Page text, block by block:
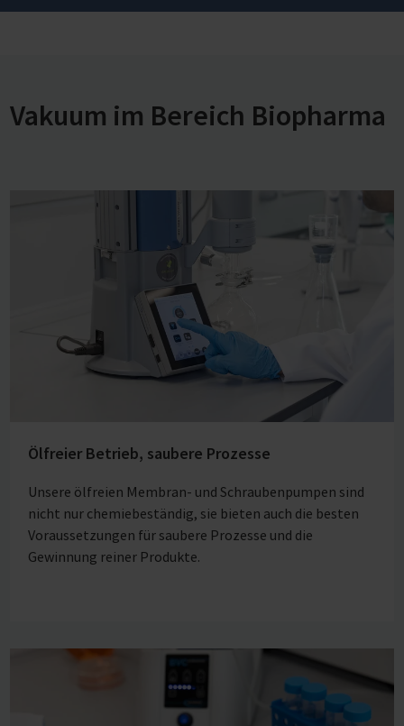
Vakuum im Bereich Biopharma
Ölfreier Betrieb, saubere Prozesse
Unsere ölfreien Membran- und Schraubenpumpen sind
nicht nur chemiebeständig, sie bieten auch die besten
Voraussetzungen für saubere Prozesse und die
Gewinnung reiner Produkte.